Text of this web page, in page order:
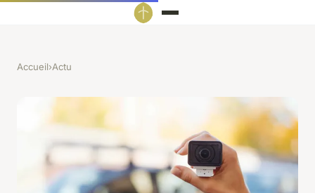
Accueil›Actu